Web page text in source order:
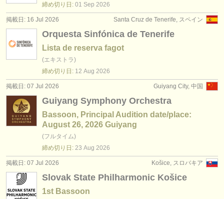
締め切り日: 01 Sep 2026
Santa Cruz de Tenerife, スペイン
掲載日: 16 Jul 2026
Orquesta Sinfónica de Tenerife
Lista de reserva fagot
(エキストラ)
締め切り日: 12 Aug 2026
Guiyang City, 中国
掲載日: 07 Jul 2026
Guiyang Symphony Orchestra
Bassoon, Principal Audition date/place:
August 26, 2026 Guiyang
(フルタイム)
締め切り日: 23 Aug 2026
Košice, スロバキア
掲載日: 07 Jul 2026
Slovak State Philharmonic Košice
1st Bassoon